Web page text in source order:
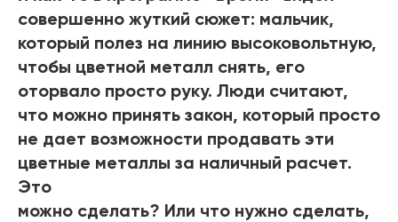
совершенно жуткий сюжет: мальчик,
который полез на линию высоковольтную,
чтобы цветной металл снять, его
оторвало просто руку. Люди считают,
что можно принять закон, который просто
не дает возможности продавать эти
цветные металлы за наличный расчет.
Это
можно сделать? Или что нужно сделать,